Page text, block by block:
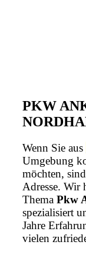
PKW
Wenn Sie aus
Umgebung
möchten,
Adresse. Wir
Thema Pkw
spezialisiert
Jahre
vielen